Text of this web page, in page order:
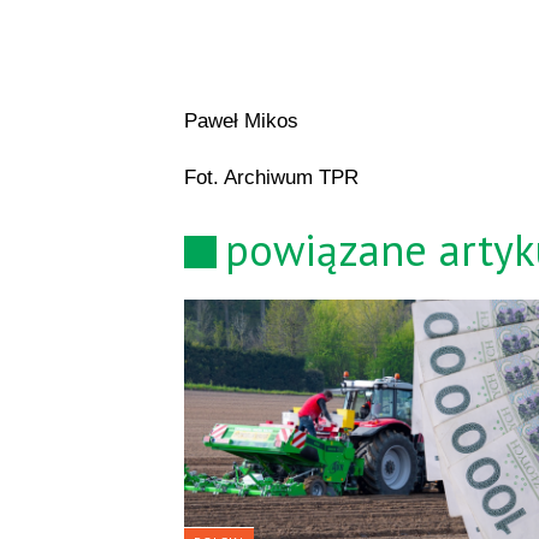
Paweł Mikos
Fot. Archiwum TPR
powiązane